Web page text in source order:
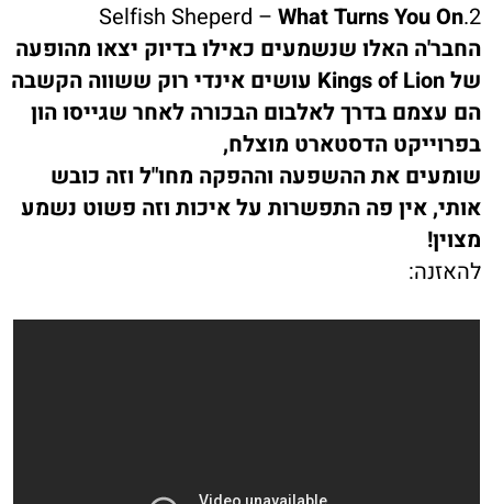
2.Selfish Sheperd –
What Turns You On
החבר'ה האלו שנשמעים כאילו בדיוק יצאו מהופעה
שלKings of Lion עושים אינדי רוק ששווה הקשבה
הם עצמם בדרך לאלבום הבכורה לאחר שגייסו הון
בפרוייקט הדסטארט מוצלח,
שומעים את ההשפעה וההפקה מחו"ל וזה כובש
אותי, אין פה התפשרות על איכות וזה פשוט נשמע
מצוין!
להאזנה: